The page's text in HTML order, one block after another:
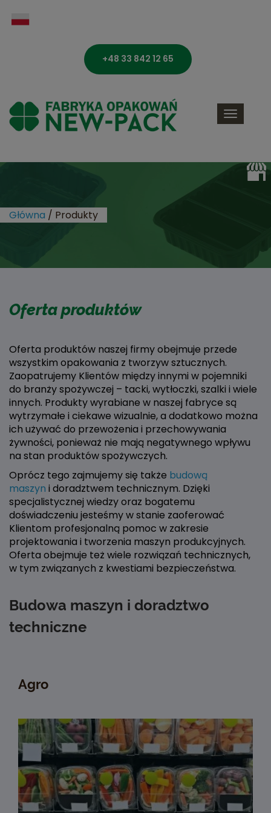
+48 33 842 12 65
Toggle
Główna / Produkty
Oferta produktów
Oferta produktów naszej firmy obejmuje przede
wszystkim opakowania z tworzyw sztucznych.
Zaopatrujemy Klientów między innymi w pojemniki
do branży spożywczej – tacki, wytłoczki, szalki i wiele
innych. Produkty wyrabiane w naszej fabryce są
wytrzymałe i ciekawe wizualnie, a dodatkowo można
ich używać do przewożenia i przechowywania
żywności, ponieważ nie mają negatywnego wpływu
na stan produktów spożywczych.
Oprócz tego zajmujemy się także budową
maszyn i doradztwem technicznym. Dzięki
specjalistycznej wiedzy oraz bogatemu
doświadczeniu jesteśmy w stanie zaoferować
Klientom profesjonalną pomoc w zakresie
projektowania i tworzenia maszyn produkcyjnych.
Oferta obejmuje też wiele rozwiązań technicznych,
w tym związanych z kwestiami bezpieczeństwa.
Budowa maszyn i doradztwo
techniczne
Agro